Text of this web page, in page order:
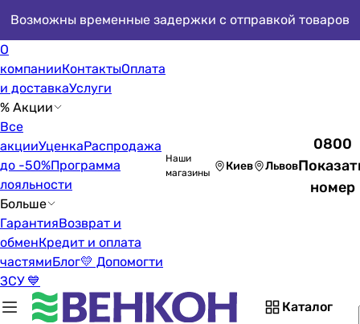
Возможны временные задержки с отправкой товаров
О
компанииКонтактыОплата
и доставкаУслуги
% Акции
Все
акцииУценкаРаспродажа
до -50%Программа
лояльности
Больше
ГарантияВозврат и
обменКредит и оплата
частямиБлог💛 Допомогти
ЗСУ 💙
Наши
магазины
Киев Львов
0800
номер
Каталог